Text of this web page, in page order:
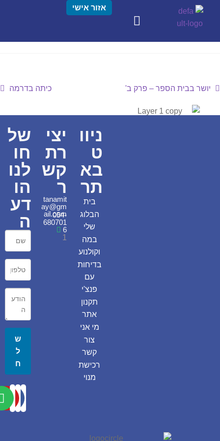
אזור אישי
יושר בבית הספר – פרק ב' כיתה בדרמה
ניוו
ט
בא
תר
בית
הבלוג
שלי
במה
וקולנוע
בדיחות
עם
פנצ'י
תקנון
אתר
מי אני
צור
קשר
רכישת
מנוי
יצי
רת
קש
ר
tanamit
ay@gm
ail.com
054-
680701
6
1
של
חו
לנו
הו
דע
ה
ש
ל
ח